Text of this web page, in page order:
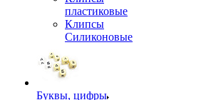
пластиковые
Клипсы
Силиконовые
Буквы, цифры